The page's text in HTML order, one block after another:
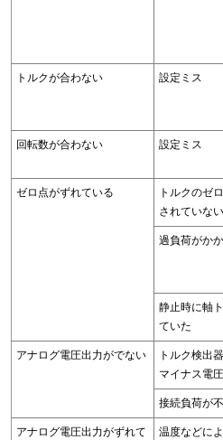
トルクが合わない 設定ミス
回転数が合わない 設定ミス
ゼロ点がずれている
トルクのゼ
されていない
過負荷がか
静止時に軸
ていた
アナログ電圧出力がでない
トルク検出
マイナス電
接続負荷が
アナログ電圧出力がずれて
温度などに